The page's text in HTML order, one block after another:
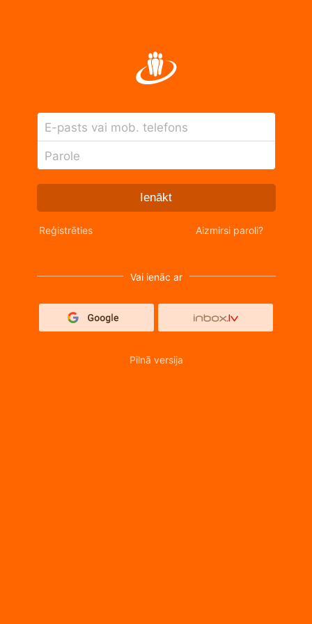
E-pasts vai mob. telefons
Parole
Ienākt
Reģistrēties Aizmirsi paroli?
Vai ienāc ar
Pilnā versija